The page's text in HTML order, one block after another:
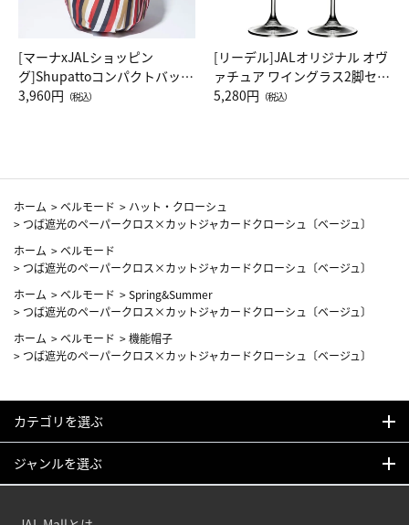
[マーナxJALショッピン
グ]Shupattoコンパクトバッグ
Drop JAL客室乗務員（LC）ス
3,960円 （税込）
[リーデル]JALオリジナル オヴ
ァチュア ワイングラス2脚セッ
ト（レッドワイン）
5,280円 （税込）
ホーム >ベルモード > ハット・クローシュ
> つば遮光のペーパークロス×カットジャカードクローシュ〔ベージュ〕
ホーム >ベルモード
> つば遮光のペーパークロス×カットジャカードクローシュ〔ベージュ〕
ホーム >ベルモード >Spring&Summer
> つば遮光のペーパークロス×カットジャカードクローシュ〔ベージュ〕
ホーム >ベルモード >機能帽子
> つば遮光のペーパークロス×カットジャカードクローシュ〔ベージュ〕
カテゴリを選ぶ
ジャンルを選ぶ